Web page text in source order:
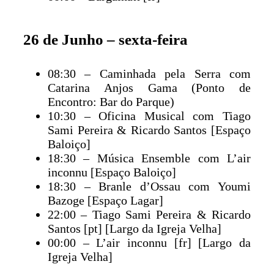
26 de Junho – sexta-feira
08:30 – Caminhada pela Serra com
Catarina Anjos Gama (Ponto de
Encontro: Bar do Parque)
10:30 – Oficina Musical com Tiago
Sami Pereira & Ricardo Santos [Espaço
Baloiço]
18:30 – Música Ensemble com L’air
inconnu [Espaço Baloiço]
18:30 – Branle d’Ossau com Youmi
Bazoge [Espaço Lagar]
22:00 – Tiago Sami Pereira & Ricardo
Santos [pt] [Largo da Igreja Velha]
00:00 – L’air inconnu [fr] [Largo da
Igreja Velha]